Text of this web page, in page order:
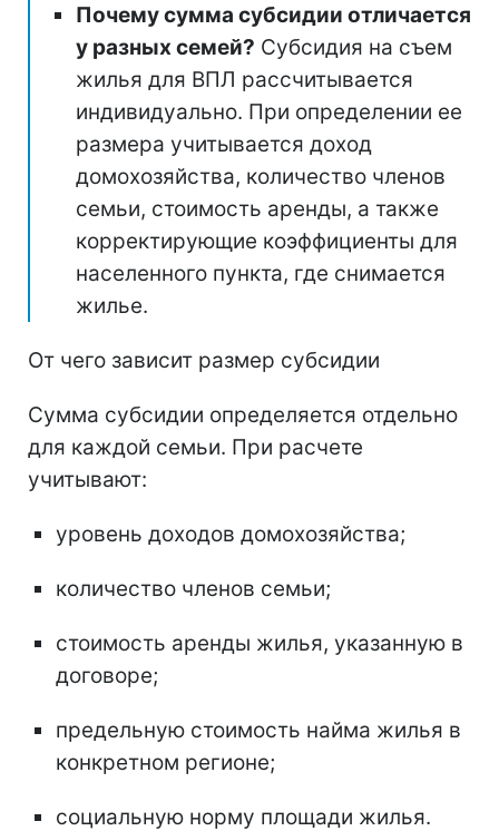
Почему сумма субсидии отличается
у разных семей? Субсидия на съем
жилья для ВПЛ рассчитывается
индивидуально. При определении ее
размера учитывается доход
домохозяйства, количество членов
семьи, стоимость аренды, а также
корректирующие коэффициенты для
населенного пункта, где снимается
жилье.
От чего зависит размер субсидии
Сумма субсидии определяется отдельно
для каждой семьи. При расчете
учитывают:
уровень доходов домохозяйства;
количество членов семьи;
стоимость аренды жилья, указанную в
договоре;
предельную стоимость найма жилья в
конкретном регионе;
социальную норму площади жилья.